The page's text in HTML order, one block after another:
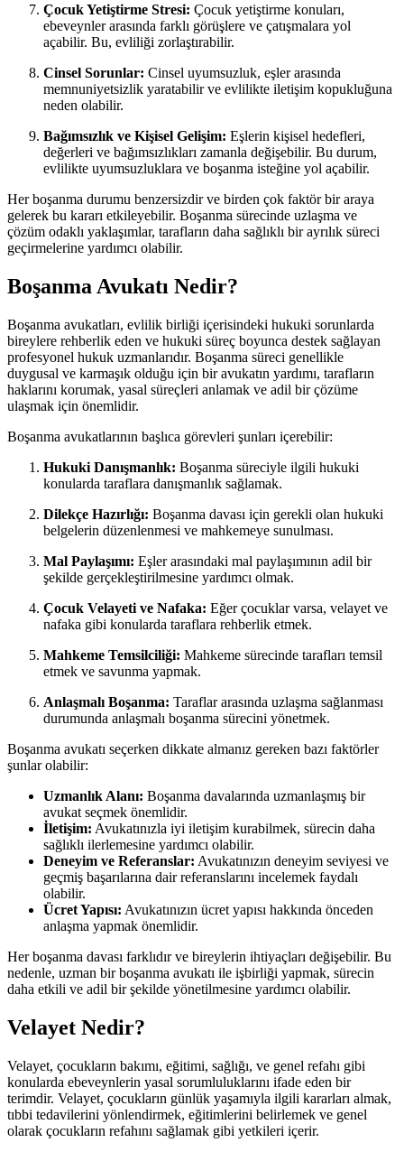
Çocuk Yetiştirme Stresi: Çocuk yetiştirme konuları,
ebeveynler arasında farklı görüşlere ve çatışmalara yol
açabilir. Bu, evliliği zorlaştırabilir.
Cinsel Sorunlar: Cinsel uyumsuzluk, eşler arasında
memnuniyetsizlik yaratabilir ve evlilikte iletişim kopukluğuna
neden olabilir.
Bağımsızlık ve Kişisel Gelişim: Eşlerin kişisel hedefleri,
değerleri ve bağımsızlıkları zamanla değişebilir. Bu durum,
evlilikte uyumsuzluklara ve boşanma isteğine yol açabilir.
Her boşanma durumu benzersizdir ve birden çok faktör bir araya
gelerek bu kararı etkileyebilir. Boşanma sürecinde uzlaşma ve
çözüm odaklı yaklaşımlar, tarafların daha sağlıklı bir ayrılık süreci
geçirmelerine yardımcı olabilir.
Boşanma Avukatı Nedir?
Boşanma avukatları, evlilik birliği içerisindeki hukuki sorunlarda
bireylere rehberlik eden ve hukuki süreç boyunca destek sağlayan
profesyonel hukuk uzmanlarıdır. Boşanma süreci genellikle
duygusal ve karmaşık olduğu için bir avukatın yardımı, tarafların
haklarını korumak, yasal süreçleri anlamak ve adil bir çözüme
ulaşmak için önemlidir.
Boşanma avukatlarının başlıca görevleri şunları içerebilir:
Hukuki Danışmanlık: Boşanma süreciyle ilgili hukuki
konularda taraflara danışmanlık sağlamak.
Dilekçe Hazırlığı: Boşanma davası için gerekli olan hukuki
belgelerin düzenlenmesi ve mahkemeye sunulması.
Mal Paylaşımı: Eşler arasındaki mal paylaşımının adil bir
şekilde gerçekleştirilmesine yardımcı olmak.
Çocuk Velayeti ve Nafaka: Eğer çocuklar varsa, velayet ve
nafaka gibi konularda taraflara rehberlik etmek.
Mahkeme Temsilciliği: Mahkeme sürecinde tarafları temsil
etmek ve savunma yapmak.
Anlaşmalı Boşanma: Taraflar arasında uzlaşma sağlanması
durumunda anlaşmalı boşanma sürecini yönetmek.
Boşanma avukatı seçerken dikkate almanız gereken bazı faktörler
şunlar olabilir:
Uzmanlık Alanı: Boşanma davalarında uzmanlaşmış bir
avukat seçmek önemlidir.
İletişim: Avukatınızla iyi iletişim kurabilmek, sürecin daha
sağlıklı ilerlemesine yardımcı olabilir.
Deneyim ve Referanslar: Avukatınızın deneyim seviyesi ve
geçmiş başarılarına dair referanslarını incelemek faydalı
olabilir.
Ücret Yapısı: Avukatınızın ücret yapısı hakkında önceden
anlaşma yapmak önemlidir.
Her boşanma davası farklıdır ve bireylerin ihtiyaçları değişebilir. Bu
nedenle, uzman bir boşanma avukatı ile işbirliği yapmak, sürecin
daha etkili ve adil bir şekilde yönetilmesine yardımcı olabilir.
Velayet Nedir?
Velayet, çocukların bakımı, eğitimi, sağlığı, ve genel refahı gibi
konularda ebeveynlerin yasal sorumluluklarını ifade eden bir
terimdir. Velayet, çocukların günlük yaşamıyla ilgili kararları almak,
tıbbi tedavilerini yönlendirmek, eğitimlerini belirlemek ve genel
olarak çocukların refahını sağlamak gibi yetkileri içerir.